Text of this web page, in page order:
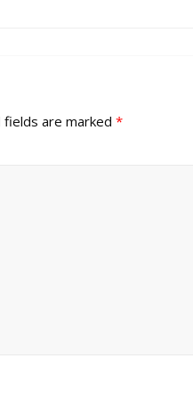
fields are marked *